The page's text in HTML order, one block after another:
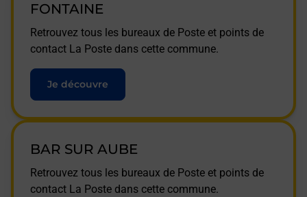
FONTAINE
Retrouvez tous les bureaux de Poste et points de
contact La Poste dans cette commune.
Je découvre
BAR SUR AUBE
Retrouvez tous les bureaux de Poste et points de
contact La Poste dans cette commune.